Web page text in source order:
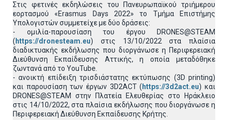
Στις φετινές εκδηλώσεις του Πανευρωπαϊκού τριήμερου
εορτασμού «Erasmus Days 2022» το Τμήμα Επιστήμης
Υπολογιστών συμμετείχε με δύο δράσεις:
- ομιλία-παρουσίαση του έργου DRONES@STEAM
( https://dronesteam.eu) στις 13/10/2022 στα πλαίσια
διαδικτυακής εκδήλωσης που διοργάνωσε η Περιφερειακή
Διεύθυνση Εκπαίδευσης Αττικής, η οποία μεταδόθηκε
ζωντανά από το YouTube.
- ανοικτή επίδειξη τρισδιάστατης εκτύπωσης (3D printing)
και παρουσίαση των έργων 3D2ACT ( https://3d2act.eu) και
DRONES@STEAM στην Πλατεία Ελευθερίας στο Ηράκλειο
στις 14/10/2022, στα πλαίσια εκδήλωσης που διοργάνωσε η
Περιφερειακή Διεύθυνση Εκπαίδευσης Κρήτης.